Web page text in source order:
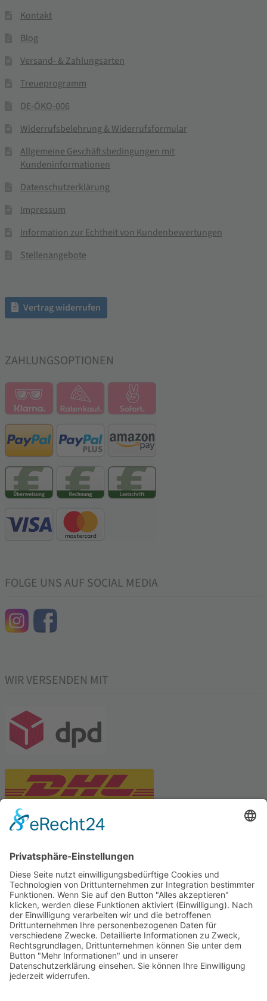
Kontakt
Blog
Versand- & Zahlungsarten
Treueprogramm
DE-ÖKO-006
Widerrufsbelehrung & Widerrufsformular
Allgemeine Geschäftsbedingungen mit
Kundeninformationen
Datenschutzerklärung
Impressum
Information zur Echtheit von Kundenbewertungen
Stellenangebote
Vertrag widerrufen
ZAHLUNGSOPTIONEN
FOLGE UNS AUF SOCIAL MEDIA
WIR VERSENDEN MIT
Tekal – Textile Lebensqualität
Exklusive moderne & Orientteppiche
Feuerwerk XXL
Pyrotechnik online bestellen
© Stadtmühle Waldenbuch 2026